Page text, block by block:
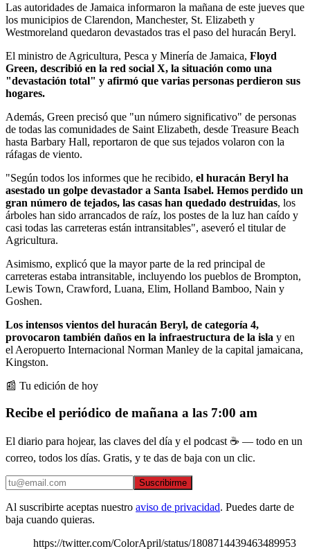
Las autoridades de Jamaica informaron la mañana de este jueves que
los municipios de Clarendon, Manchester, St. Elizabeth y
Westmoreland quedaron devastados tras el paso del huracán Beryl.
El ministro de Agricultura, Pesca y Minería de Jamaica, Floyd
Green, describió en la red social X, la situación como una
"devastación total" y afirmó que varias personas perdieron sus
hogares.
Además, Green precisó que "un número significativo" de personas
de todas las comunidades de Saint Elizabeth, desde Treasure Beach
hasta Barbary Hall, reportaron de que sus tejados volaron con la
ráfagas de viento.
"Según todos los informes que he recibido, el huracán Beryl ha
asestado un golpe devastador a Santa Isabel. Hemos perdido un
gran número de tejados, las casas han quedado destruidas, los
árboles han sido arrancados de raíz, los postes de la luz han caído y
casi todas las carreteras están intransitables", aseveró el titular de
Agricultura.
Asimismo, explicó que la mayor parte de la red principal de
carreteras estaba intransitable, incluyendo los pueblos de Brompton,
Lewis Town, Crawford, Luana, Elim, Holland Bamboo, Nain y
Goshen.
Los intensos vientos del huracán Beryl, de categoría 4,
provocaron también daños en la infraestructura de la isla y en
el Aeropuerto Internacional Norman Manley de la capital jamaicana,
Kingston.
📰 Tu edición de hoy
Recibe el periódico de mañana a las 7:00 am
El diario para hojear, las claves del día y el podcast ☕ — todo en un
correo, todos los días. Gratis, y te das de baja con un clic.
Suscribirme
Al suscribirte aceptas nuestro aviso de privacidad. Puedes darte de
baja cuando quieras.
https://twitter.com/ColorApril/status/1808714439463489953